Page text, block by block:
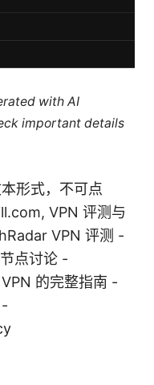
with AI
important details
形式，不可点
VPN 评测与
VPN 评测 -
点讨论 -
的完整指南 -